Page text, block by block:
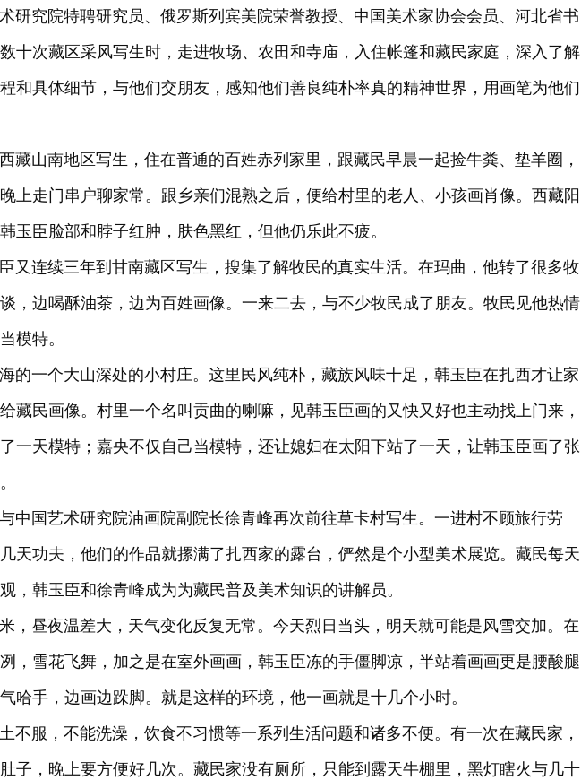
究院特聘研究员、俄罗斯列宾美院荣誉教授、中国美术家协会会员、河北省书
十次藏区采风写生时，走进牧场、农田和寺庙，入住帐篷和藏民家庭，深入了解
和具体细节，与他们交朋友，感知他们善良纯朴率真的精神世界，用画笔为他们
山南地区写生，住在普通的百姓赤列家里，跟藏民早晨一起捡牛粪、垫羊圈，
上走门串户聊家常。跟乡亲们混熟之后，便给村里的老人、小孩画肖像。西藏阳
玉臣脸部和脖子红肿，肤色黑红，但他仍乐此不疲。
连续三年到甘南藏区写生，搜集了解牧民的真实生活。在玛曲，他转了很多牧
，边喝酥油茶，边为百姓画像。一来二去，与不少牧民成了朋友。牧民见他热情
模特。
一个大山深处的小村庄。这里民风纯朴，藏族风味十足，韩玉臣在扎西才让家
藏民画像。村里一个名叫贡曲的喇嘛，见韩玉臣画的又快又好也主动找上门来，
一天模特；嘉央不仅自己当模特，还让媳妇在太阳下站了一天，让韩玉臣画了张
国艺术研究院油画院副院长徐青峰再次前往草卡村写生。一进村不顾旅行劳
天功夫，他们的作品就摞满了扎西家的露台，俨然是个小型美术展览。藏民每天
，韩玉臣和徐青峰成为为藏民普及美术知识的讲解员。
昼夜温差大，天气变化反复无常。今天烈日当头，明天就可能是风雪交加。在
，雪花飞舞，加之是在室外画画，韩玉臣冻的手僵脚凉，半站着画画更是腰酸腿
哈手，边画边跺脚。就是这样的环境，他一画就是十几个小时。
服，不能洗澡，饮食不习惯等一系列生活问题和诸多不便。有一次在藏民家，
子，晚上要方便好几次。藏民家没有厕所，只能到露天牛棚里，黑灯瞎火与几十